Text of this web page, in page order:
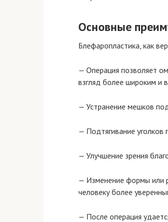
Основные
Блефаропластика, как
— Операция позволяет
взгляд более широким и
— Устранение мешков
— Подтягивание уголков
— Улучшение зрения
— Изменение формы или
человеку более
— После операция